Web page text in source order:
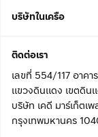
บริษัทในเครือ
ติดต่อเรา
เลขที่ 554/117 อาค
แขวงดินแดง เขตดินแ
บริษัท เคดี มาร์เก็ต
กรุงเทพมหานคร